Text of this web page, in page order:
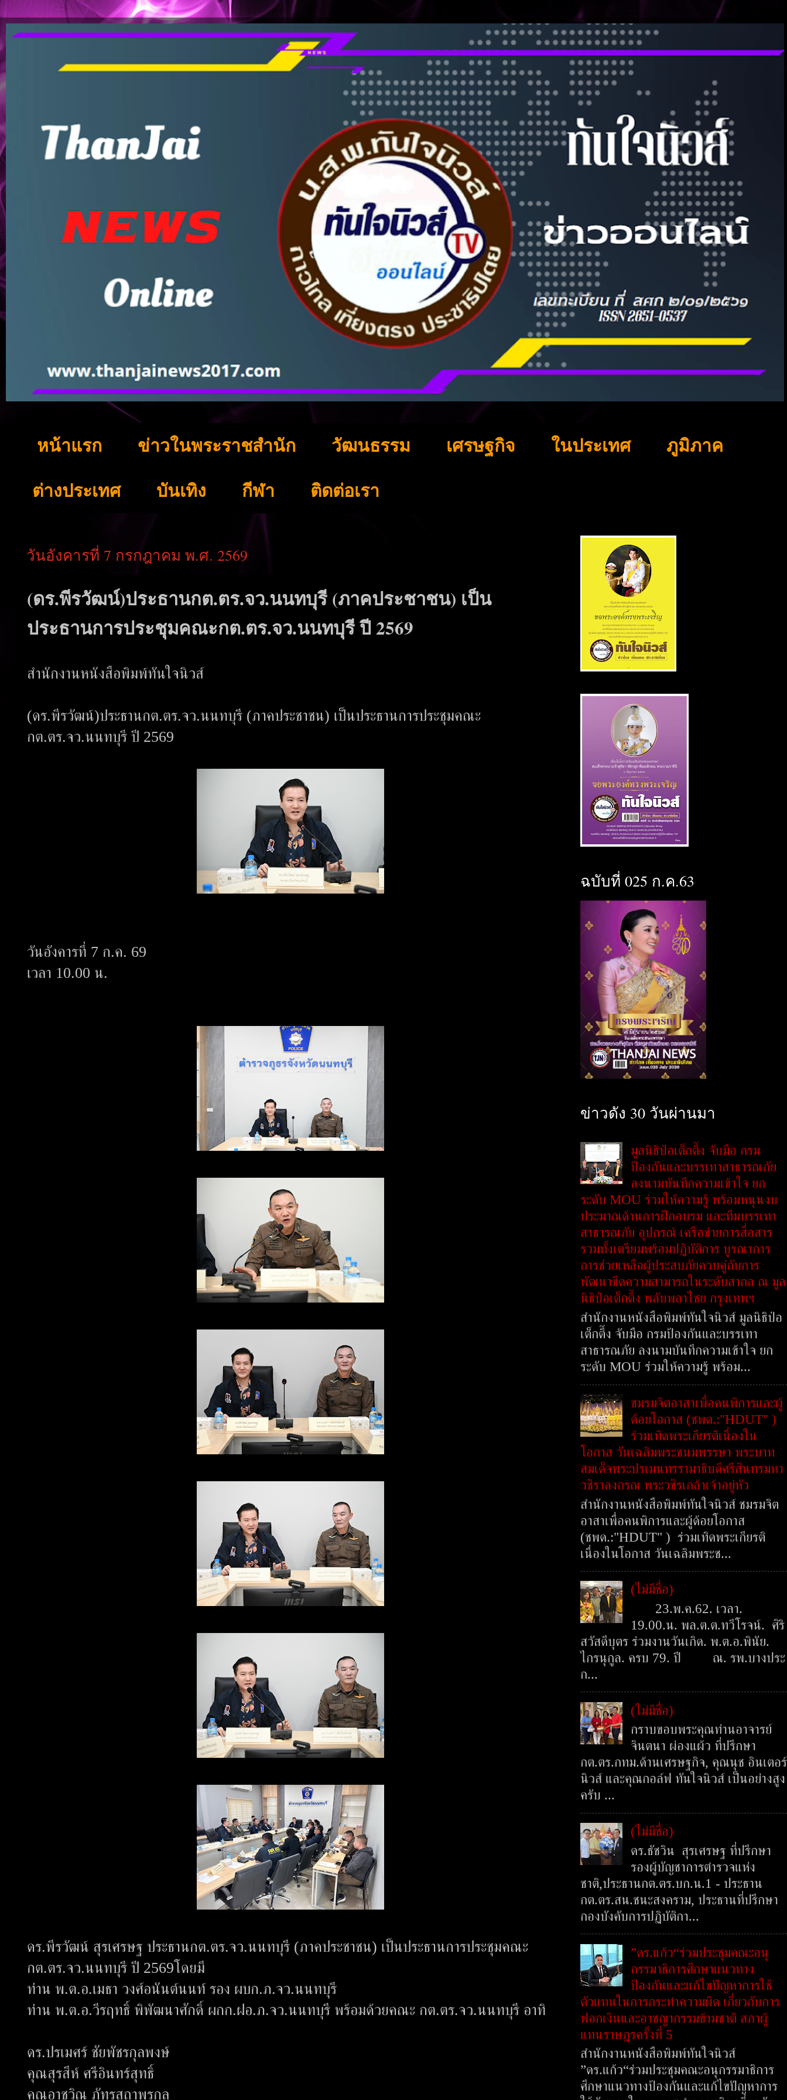
หน้าแรก ข่าวในพระราชสำนัก วัฒนธรรม เศรษฐกิจ ในประเทศ ภูมิภาค
ต่างประเทศ บันเทิง กีฬา ติดต่อเรา
วันอังคารที่ 7 กรกฎาคม พ.ศ. 2569
(ดร.พีรวัฒน์)ประธานกต.ตร.จว.นนทบุรี (ภาคประชาชน) เป็น
ประธานการประชุมคณะกต.ตร.จว.นนทบุรี ปี 2569
สำนักงานหนังสือพิมพ์ทันใจนิวส์
(ดร.พีรวัฒน์)ประธานกต.ตร.จว.นนทบุรี (ภาคประชาชน) เป็นประธานการประชุมคณะ
กต.ตร.จว.นนทบุรี ปี 2569
วันอังคารที่ 7 ก.ค. 69
เวลา 10.00 น.
ดร.พีรวัฒน์ สุรเศรษฐ ประธานกต.ตร.จว.นนทบุรี (ภาคประชาชน) เป็นประธานการประชุมคณะ
กต.ตร.จว.นนทบุรี ปี 2569โดยมี
ท่าน พ.ต.อ.เมธา วงศ์อนันต์นนท์ รอง ผบก.ภ.จว.นนทบุรี
ท่าน พ.ต.อ.วีรฤทธิ์ พิพัฒนาศักดิ์ ผกก.ฝอ.ภ.จว.นนทบุรี พร้อมด้วยคณะ กต.ตร.จว.นนทบุรี อาทิ
ดร.ปรเมศร์ ชัยพัชรกุลพงษ์
คุณสุรสีห์ ศรีอินทร์สุทธิ์
คุณอาชวิณ ภัทรสถาพรกุล
ฉบับที่ 025 ก.ค.63
ข่าวดัง 30 วันผ่านมา
มูลนิธิป่อเต็กตึ๊ง จับมือ กรม
ป้องกันและบรรเทาสาธารณภัย
ลงนามบันทึกความเข้าใจ ยก
ระดับ MOU ร่วมให้ความรู้ พร้อมหนุนงบ
ประมาณด้านการฝึกอบรม และทีมบรรเทา
สาธารณภัย อุปกรณ์ เครือข่ายการสื่อสาร
รวมทั้งเตรียมพร้อมปฏิบัติการ บูรณาการ
การช่วยเหลือผู้ประสบภัยควบคู่กับการ
พัฒนาขีดความสามารถในระดับสากล ณ มูล
นิธิป่อเต็กตึ๊ง พลับพลาไชย กรุงเทพฯ
สำนักงานหนังสือพิมพ์ทันใจนิวส์ มูลนิธิป่อ
เต็กตึ๊ง จับมือ กรมป้องกันและบรรเทา
สาธารณภัย ลงนามบันทึกความเข้าใจ ยก
ระดับ MOU ร่วมให้ความรู้ พร้อม...
ชมรมจิตอาสาเพื่อคนพิการและผู้
ด้อยโอกาส (ชพด.:"HDUT" )
ร่วมเทิดพระเกียรติเนื่องใน
โอกาส วันเฉลิมพระชนมพรรษา พระบาท
สมเด็จพระปรเมนทรรามาธิบดีศรีสินทรมหา
วชิราลงกรณ พระวชิรเกล้าเจ้าอยู่หัว
สำนักงานหนังสือพิมพ์ทันใจนิวส์ ชมรมจิต
อาสาเพื่อคนพิการและผู้ด้อยโอกาส
(ชพด.:"HDUT" ) ร่วมเทิดพระเกียรติ
เนื่องในโอกาส วันเฉลิมพระช...
(ไม่มีชื่อ)
23.พ.ค.62. เวลา.
19.00.น. พล.ต.ต.ทวีโรจน์. ศิริ
สวัสดีบุตร ร่วมงานวันเกิด. พ.ต.อ.พินัย.
ไกรนุกูล. ครบ 79. ปี ณ. รพ.บางประ
ก...
(ไม่มีชื่อ)
กราบขอบพระคุณท่านอาจารย์
จินตนา ผ่องแผ้ว ที่ปรึกษา
กต.ตร.กทม.ด้านเศรษฐกิจ, คุณนุช อินเตอร์
นิวส์ และคุณกอล์ฟ ทันใจนิวส์ เป็นอย่างสูง
ครับ ...
(ไม่มีชื่อ)
ดร.ธัชวิน สุรเศรษฐ ที่ปรึกษา
รองผู้บัญชาการตำรวจแห่ง
ชาติ,ประธานกต.ตร.บก.น.1 - ประธาน
กต.ตร.สน.ชนะสงคราม, ประธานที่ปรึกษา
กองบังคับการปฏิบัติกา...
”ดร.แก้ว“ร่วมประชุมคณะอนุ
กรรมาธิการศึกษาแนวทาง
ป้องกันและแก้ไขปัญหาการใช้
ตัวแทนในการกระทำความผิด เกี่ยวกับการ
ฟอกเงินและอาชญากรรมข้ามชาติ สภาผู้
แทนราษฎรครั้งที่ 5
สำนักงานหนังสือพิมพ์ทันใจนิวส์
”ดร.แก้ว“ร่วมประชุมคณะอนุกรรมาธิการ
ศึกษาแนวทางป้องกันและแก้ไขปัญหาการ